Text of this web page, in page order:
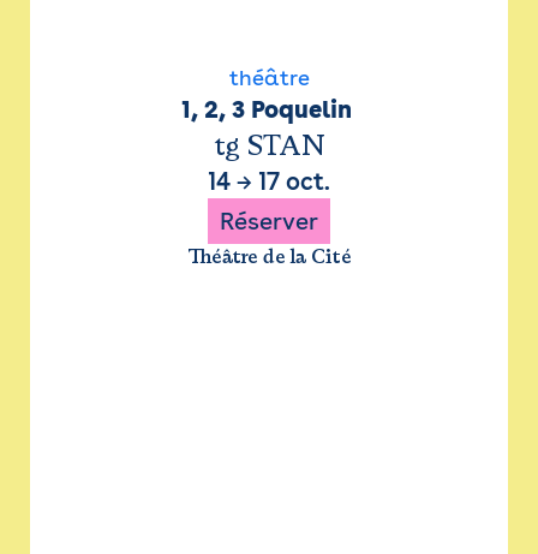
théâtre
1, 2, 3 Poquelin
tg STAN
14 → 17 oct.
Réserver
Théâtre de la Cité